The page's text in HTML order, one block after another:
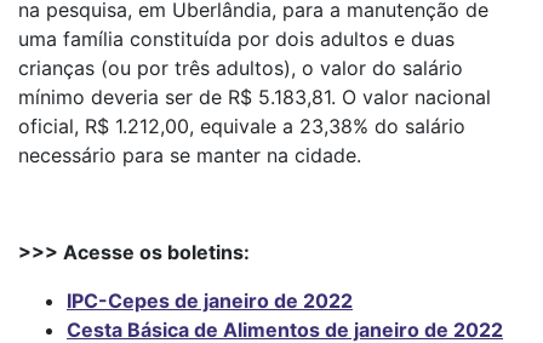
na pesquisa, em Uberlândia, para a manutenção de
uma família constituída por dois adultos e duas
crianças (ou por três adultos), o valor do salário
mínimo deveria ser de R$ 5.183,81. O valor nacional
oficial, R$ 1.212,00, equivale a 23,38% do salário
necessário para se manter na cidade.
>>> Acesse os boletins:
IPC-Cepes de janeiro de 2022
Cesta Básica de Alimentos de janeiro de 2022